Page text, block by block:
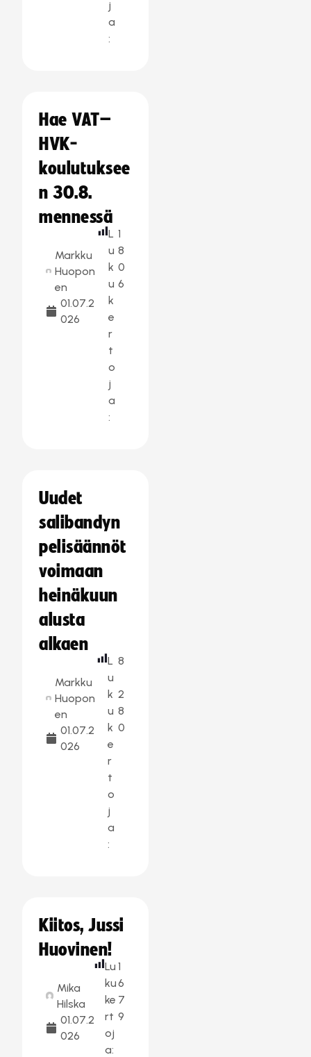
j
a
:
Hae VAT–
HVK-
koulutuksee
n 30.8.
mennessä
Markku
Huopon
en
01.07.2
026
L
u
k
u
k
e
r
t
o
j
a
:
1
8
0
6
Uudet
salibandyn
pelisäännöt
voimaan
heinäkuun
alusta
alkaen
Markku
Huopon
en
01.07.2
026
L
u
k
u
k
e
r
t
o
j
a
:
8
2
8
0
Kiitos, Jussi
Huovinen!
Mika
Hilska
01.07.2
026
Lu
ku
ke
rt
oj
a:
1
6
7
9